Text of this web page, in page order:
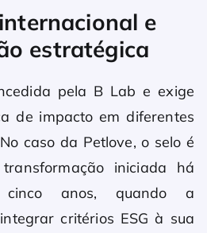
e
estratégica
pela B Lab e exige
de impacto em diferentes
caso da Petlove, o selo é
iniciada há
cinco anos, quando a
critérios ESG à sua